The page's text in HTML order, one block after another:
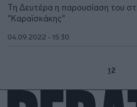
Τη Δευτέρα η παρουσίαση του
"Καραϊσκάκης"
04.09.2022 - 15:30
12